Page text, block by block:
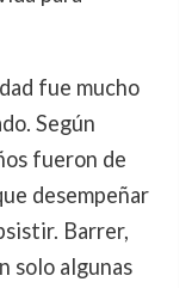
fue mucho
Según
fueron de
desempeñar
Barrer,
solo algunas